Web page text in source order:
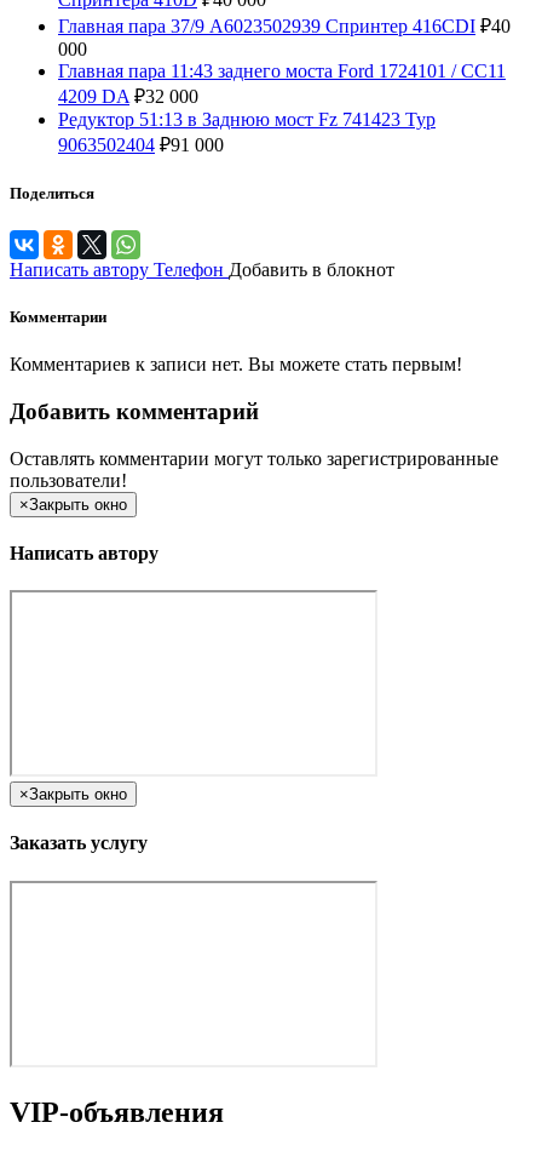
Главная пара 37/9 A6023502939 Спринтер 416СDI ₽40
000
Главная пара 11:43 заднего моста Ford 1724101 / CC11
4209 DA ₽32 000
Редуктор 51:13 в Заднюю мост Fz 741423 Typ
9063502404 ₽91 000
Поделиться
Написать автору Телефон Добавить в блокнот
Комментарии
Комментариев к записи нет. Вы можете стать первым!
Добавить комментарий
Оставлять комментарии могут только зарегистрированные
пользователи!
×Закрыть окно
Написать автору
×Закрыть окно
Заказать услугу
VIP-объявления